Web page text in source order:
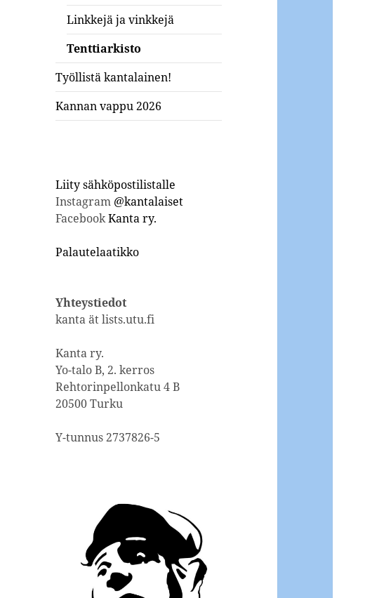
Linkkejä ja vinkkejä
Tenttiarkisto
Työllistä kantalainen!
Kannan vappu 2026
Liity sähköpostilistalle
Instagram @kantalaiset
FacebookKanta ry.
Palautelaatikko
Yhteystiedot
kanta ät lists.utu.fi
Kanta ry.
Yo-talo B, 2. kerros
Rehtorinpellonkatu 4 B
20500 Turku
Y-tunnus 2737826-5